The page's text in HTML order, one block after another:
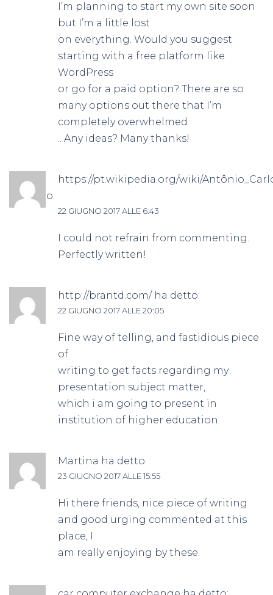
I’m planning to start my own site soon
but I’m a little lost
on everything. Would you suggest
starting with a free platform like
WordPress
or go for a paid option? There are so
many options out there that I’m
completely overwhelmed
.. Any ideas? Many thanks!
https://pt.wikipedia.org/wiki/
ha detto:
22 GIUGNO 2017 ALLE 6:43
I could not refrain from commenting.
Perfectly written!
http://brantd.com/ ha detto:
22 GIUGNO 2017 ALLE 20:05
Fine way of telling, and fastidious piece
of
writing to get facts regarding my
presentation subject matter,
which i am going to present in
institution of higher education.
Martina ha detto:
23 GIUGNO 2017 ALLE 15:55
Hi there friends, nice piece of writing
and good urging commented at this
place, I
am really enjoying by these.